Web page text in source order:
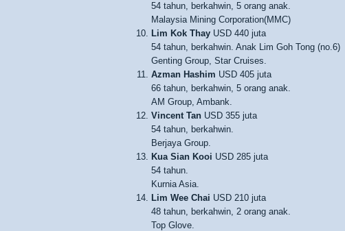
54 tahun, berkahwin, 5 orang anak.
Malaysia Mining Corporation(MMC)
Lim Kok Thay USD 440 juta
54 tahun, berkahwin. Anak Lim Goh Tong (no.6)
Genting Group, Star Cruises.
Azman Hashim USD 405 juta
66 tahun, berkahwin, 5 orang anak.
AM Group, Ambank.
Vincent Tan USD 355 juta
54 tahun, berkahwin.
Berjaya Group.
Kua Sian Kooi USD 285 juta
54 tahun.
Kurnia Asia.
Lim Wee Chai USD 210 juta
48 tahun, berkahwin, 2 orang anak.
Top Glove.